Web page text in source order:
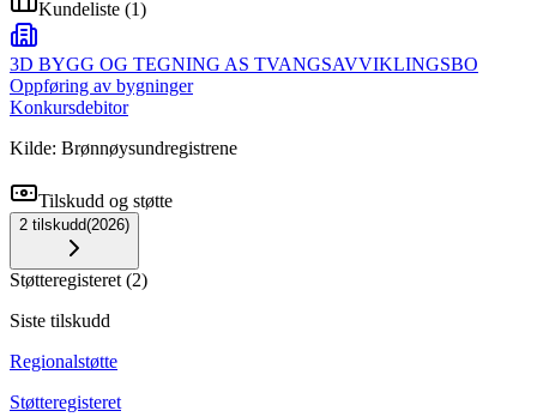
Kundeliste (1)
3D BYGG OG TEGNING AS TVANGSAVVIKLINGSBO
Oppføring av bygninger
Konkursdebitor
Kilde: Brønnøysundregistrene
Tilskudd og støtte
2 tilskudd(2026)
Støtteregisteret (2)
Siste tilskudd
Regionalstøtte
Støtteregisteret